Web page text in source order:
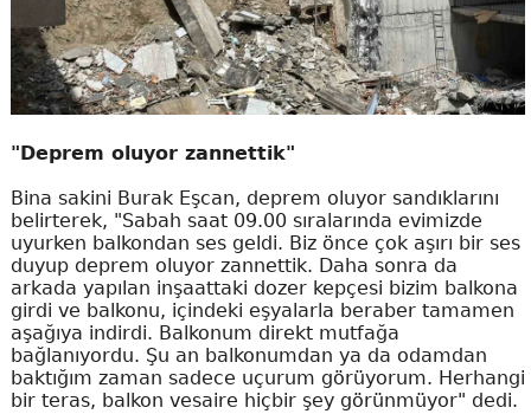
"Deprem oluyor zannettik"
Bina sakini Burak Eşcan, deprem oluyor sandıklarını
belirterek, "Sabah saat 09.00 sıralarında evimizde
uyurken balkondan ses geldi. Biz önce çok aşırı bir ses
duyup deprem oluyor zannettik. Daha sonra da
arkada yapılan inşaattaki dozer kepçesi bizim balkona
girdi ve balkonu, içindeki eşyalarla beraber tamamen
aşağıya indirdi. Balkonum direkt mutfağa
bağlanıyordu. Şu an balkonumdan ya da odamdan
baktığım zaman sadece uçurum görüyorum. Herhangi
bir teras, balkon vesaire hiçbir şey görünmüyor" dedi.